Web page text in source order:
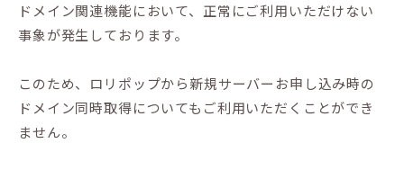
ドメイン関連機能において、正常にご利用いただけない
事象が発生しております。
このため、ロリポップから新規サーバーお申し込み時の
ドメイン同時取得についてもご利用いただくことができ
ません。